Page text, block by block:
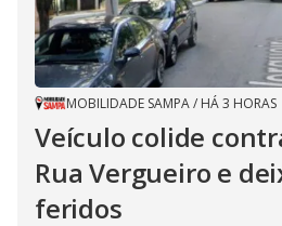
MOBILIDADE SAMPA/ HÁ 3 HORAS
Veículo colide
Rua Vergueiro e
feridos